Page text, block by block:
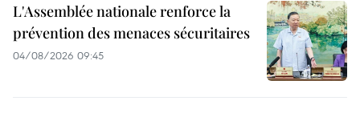
L'Assemblée nationale renforce la
prévention des menaces sécuritaires
04/08/2026 09:45